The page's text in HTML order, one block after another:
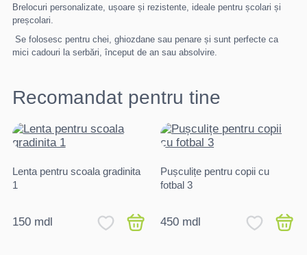
Brelocuri personalizate, ușoare și rezistente, ideale pentru școlari și
preșcolari.
Se folosesc pentru chei, ghiozdane sau penare și sunt perfecte ca
mici cadouri la serbări, început de an sau absolvire.
Recomandat pentru tine
Lenta pentru scoala gradinita
1
150 mdl
Pușculițe pentru copii cu
fotbal 3
450 mdl